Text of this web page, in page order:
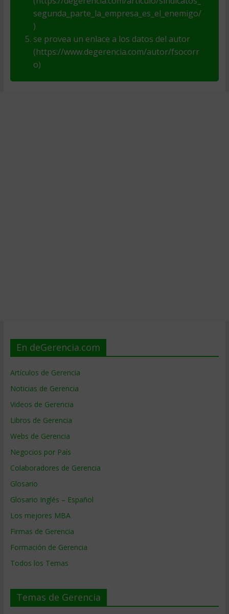
segunda_parte_la_empresa_es_el_enemigo/
)
se provea un enlace a los datos del autor
(https://www.degerencia.com/autor/fsocorr
o)
En deGerencia.com
Artículos de Gerencia
Noticias de Gerencia
Videos de Gerencia
Libros de Gerencia
Webs de Gerencia
Negocios por País
Colaboradores de Gerencia
Glosario
Glosario Inglés – Español
Los mejores MBA
Firmas de Gerencia
Formación de Gerencia
Todos los Temas
Temas de Gerencia